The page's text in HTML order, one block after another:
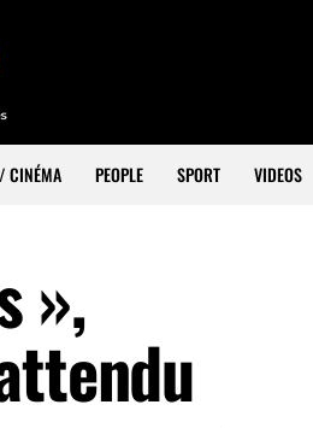
CINÉMA PEOPLE SPORT VIDEOS
»,